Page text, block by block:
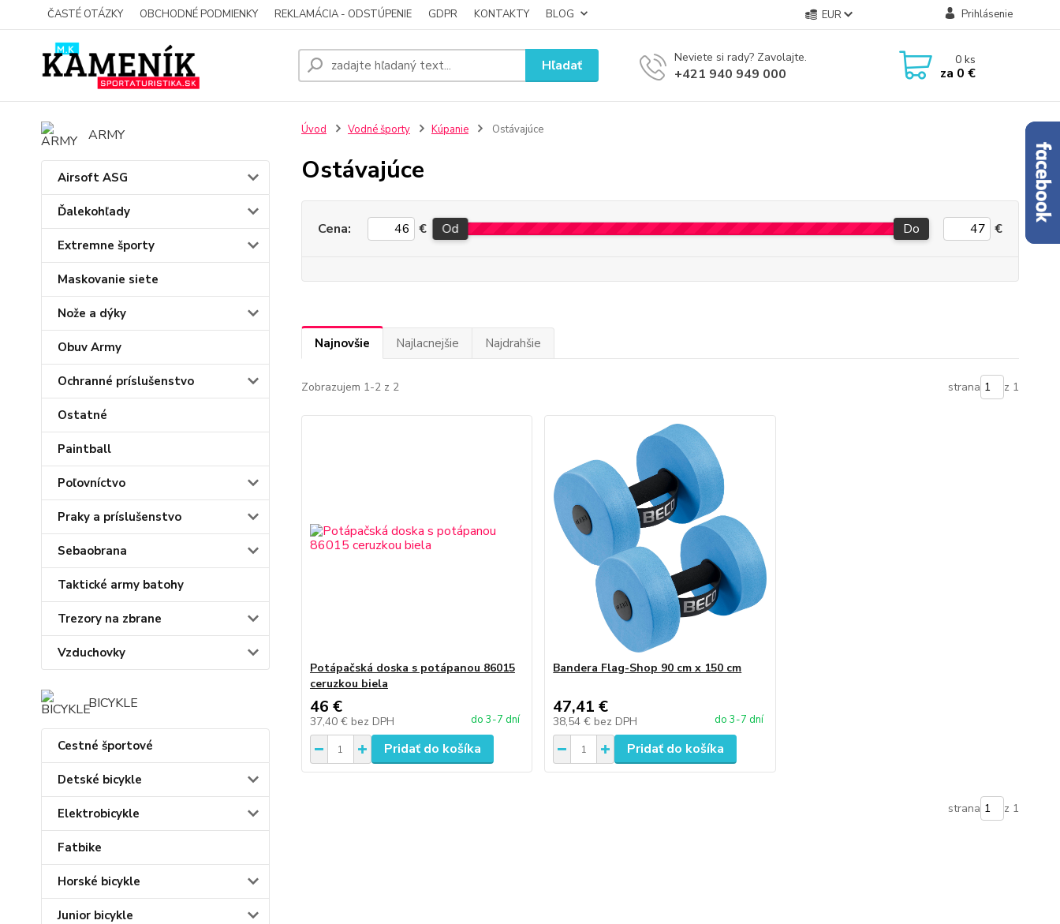
ČASTÉ OTÁZKY OBCHODNÉ PODMIENKY REKLAMÁCIA - ODSTÚPENIE GDPR KONTAKTY BLOG EUR Prihlásenie
Hľadať Neviete si rady? Zavolajte.
+421 940 949 000
0ks
za 0 €
ARMY
Airsoft ASG
Ďalekohľady
Extremne športy
Maskovanie siete
Nože a dýky
Obuv Army
Ochranné príslušenstvo
Ostatné
Paintball
Poľovníctvo
Praky a príslušenstvo
Sebaobrana
Taktické army batohy
Trezory na zbrane
Vzduchovky
BICYKLE
Cestné športové
Detské bicykle
Elektrobicykle
Fatbike
Horské bicykle
Junior bicykle
Úvod Vodné športy Kúpanie Ostávajúce
Ostávajúce
Cena: € Od Do €
Najnovšie Najlacnejšie Najdrahšie
Zobrazujem 1-2 z 2 strana z 1
Potápačská doska s potápanou 86015
ceruzkou biela
46 €
37,40 € bez DPH do 3-7 dní
Pridať do košíka
Bandera Flag-Shop 90 cm x 150 cm
47,41 €
38,54 € bez DPH do 3-7 dní
Pridať do košíka
strana z 1